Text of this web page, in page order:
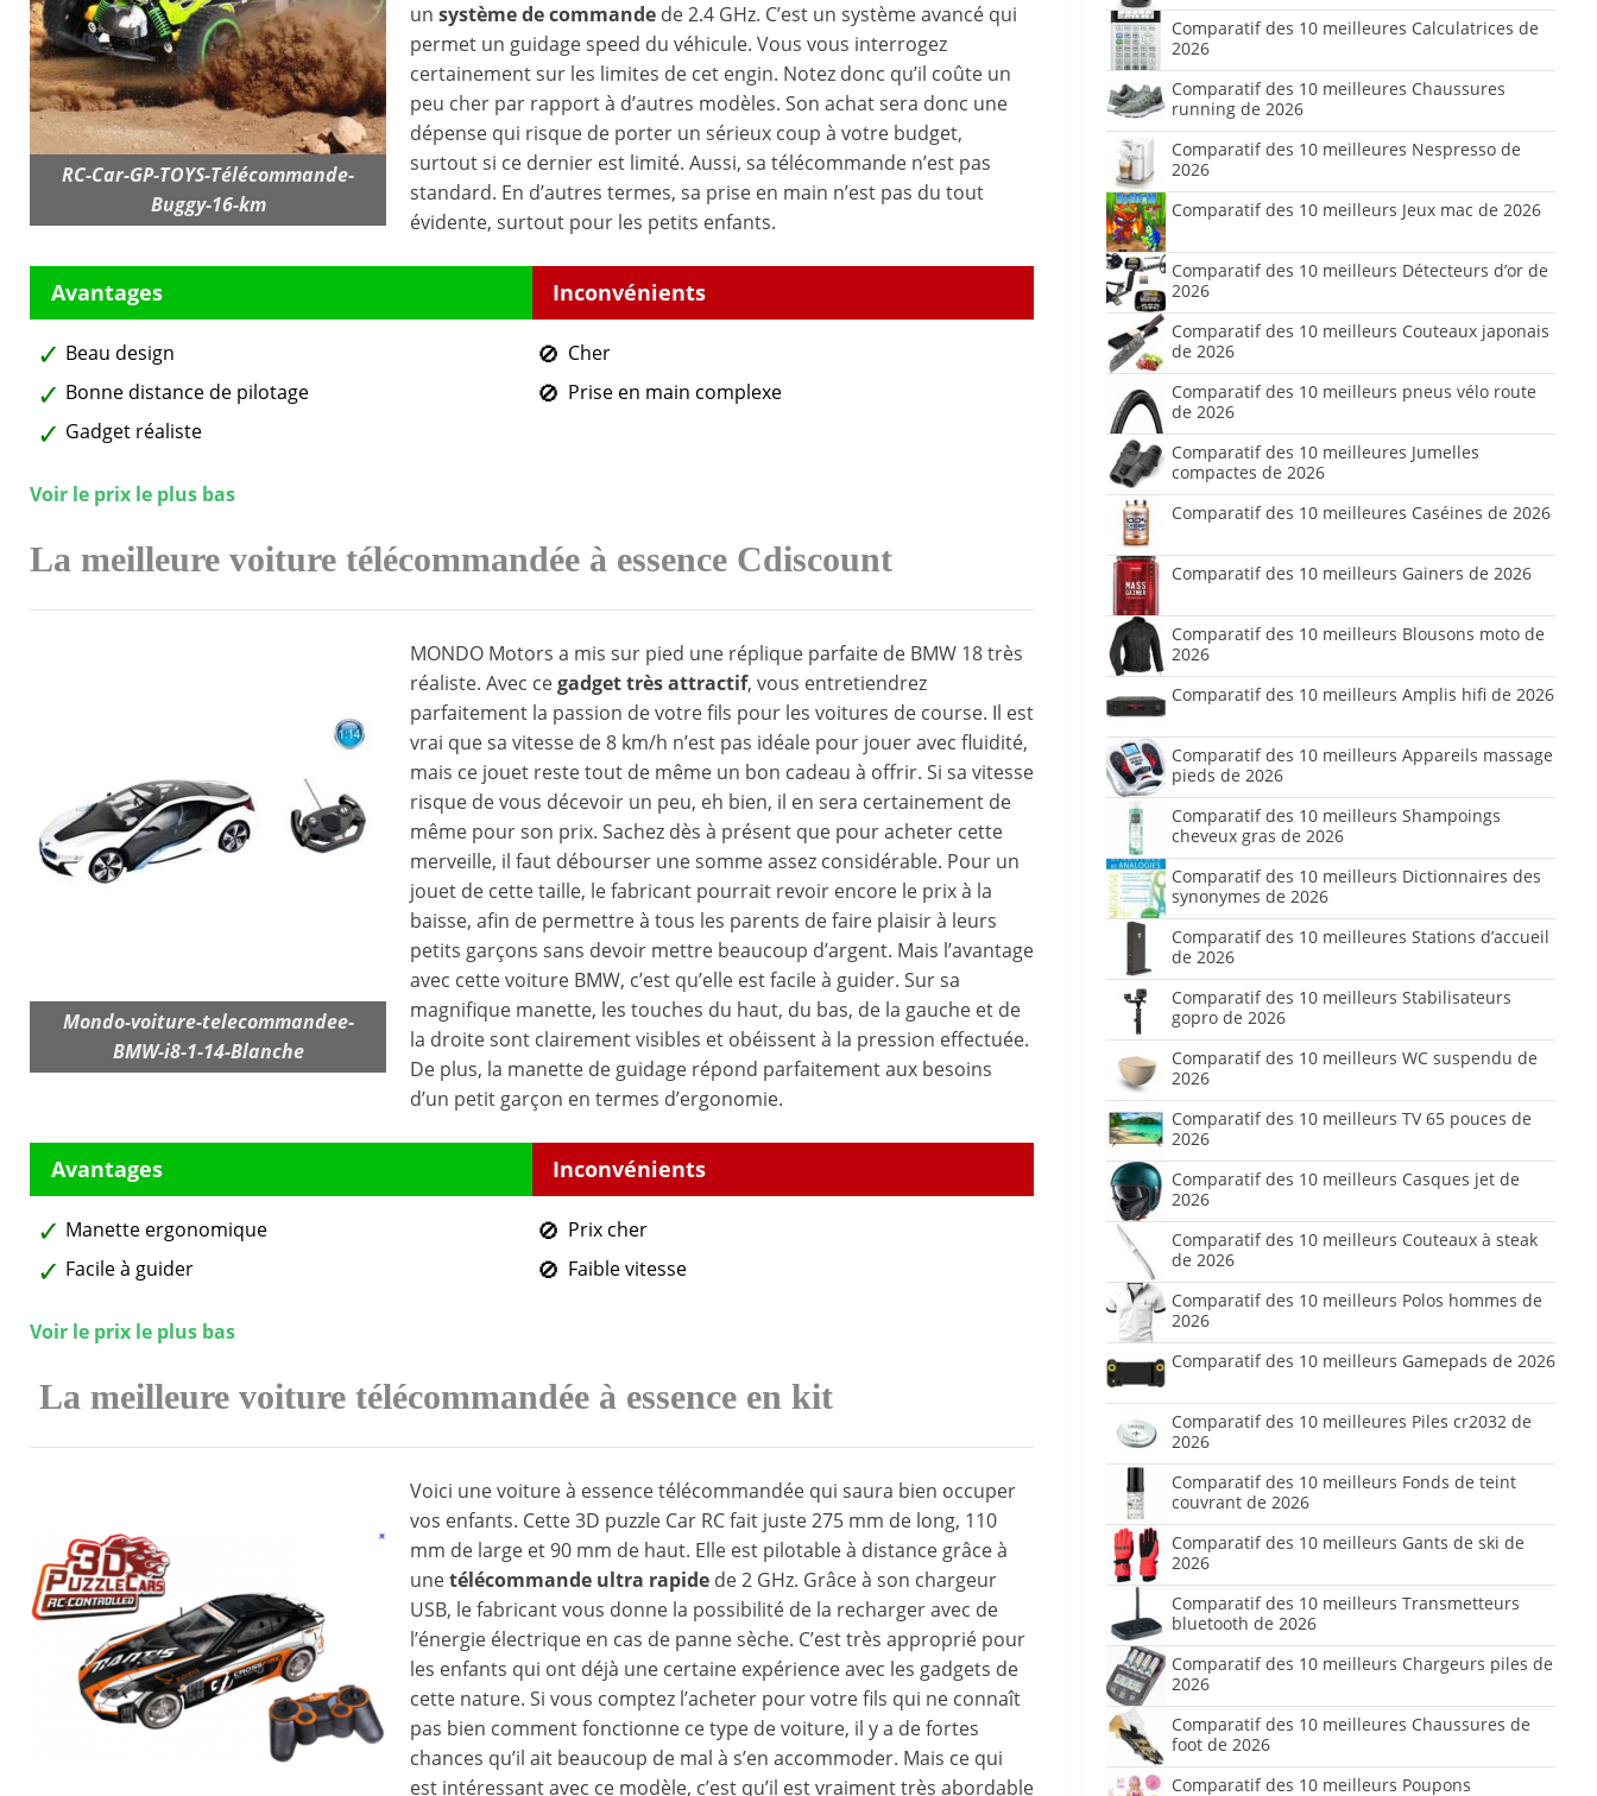
RC-Car-GP-TOYS-Télécommande-
Buggy-16-km
un système de commande de 2.4 GHz. C’est un système avancé qui
permet un guidage speed du véhicule. Vous vous interrogez
certainement sur les limites de cet engin. Notez donc qu’il coûte un
peu cher par rapport à d’autres modèles. Son achat sera donc une
dépense qui risque de porter un sérieux coup à votre budget,
surtout si ce dernier est limité. Aussi, sa télécommande n’est pas
standard. En d’autres termes, sa prise en main n’est pas du tout
évidente, surtout pour les petits enfants.
Beau design
Bonne distance de pilotage
Gadget réaliste
Cher
Prise en main complexe
Voir le prix le plus bas
La meilleure voiture télécommandée à essence Cdiscount
Mondo-voiture-telecommandee-
BMW-i8-1-14-Blanche
MONDO Motors a mis sur pied une réplique parfaite de BMW 18 très
réaliste. Avec cegadget très attractif, vous entretiendrez
parfaitement la passion de votre fils pour les voitures de course. Il est
vrai que sa vitesse de 8 km/h n’est pas idéale pour jouer avec fluidité,
mais ce jouet reste tout de même un bon cadeau à offrir. Si sa vitesse
risque de vous décevoir un peu, eh bien, il en sera certainement de
même pour son prix. Sachez dès à présent que pour acheter cette
merveille, il faut débourser une somme assez considérable. Pour un
jouet de cette taille, le fabricant pourrait revoir encore le prix à la
baisse, afin de permettre à tous les parents de faire plaisir à leurs
petits garçons sans devoir mettre beaucoup d’argent. Mais l’avantage
avec cette voiture BMW, c’est qu’elle est facile à guider. Sur sa
magnifique manette, les touches du haut, du bas, de la gauche et de
la droite sont clairement visibles et obéissent à la pression effectuée.
De plus, la manette de guidage répond parfaitement aux besoins
d’un petit garçon en termes d’ergonomie.
Manette ergonomique
Facile à guider
Prix cher
Faible vitesse
Voir le prix le plus bas
La meilleure voiture télécommandée à essence en kit
Voici une voiture à essence télécommandée qui saura bien occuper
vos enfants. Cette 3D puzzle Car RC fait juste 275 mm de long, 110
mm de large et 90 mm de haut. Elle est pilotable à distance grâce à
unetélécommande ultra rapide de 2 GHz. Grâce à son chargeur
USB, le fabricant vous donne la possibilité de la recharger avec de
l’énergie électrique en cas de panne sèche. C’est très approprié pour
les enfants qui ont déjà une certaine expérience avec les gadgets de
cette nature. Si vous comptez l’acheter pour votre fils qui ne connaît
pas bien comment fonctionne ce type de voiture, il y a de fortes
chances qu’il ait beaucoup de mal à s’en accommoder. Mais ce qui
est intéressant avec ce modèle, c’est qu’il est vraiment très abordable
Comparatif des 10 meilleures Calculatrices de
2026
Comparatif des 10 meilleures Chaussures
running de 2026
Comparatif des 10 meilleures Nespresso de
2026
Comparatif des 10 meilleurs Jeux mac de 2026
Comparatif des 10 meilleurs Détecteurs d’or de
2026
Comparatif des 10 meilleurs Couteaux japonais
de 2026
Comparatif des 10 meilleurs pneus vélo route
de 2026
Comparatif des 10 meilleures Jumelles
compactes de 2026
Comparatif des 10 meilleures Caséines de 2026
Comparatif des 10 meilleurs Gainers de 2026
Comparatif des 10 meilleurs Blousons moto de
2026
Comparatif des 10 meilleurs Amplis hifi de 2026
Comparatif des 10 meilleurs Appareils massage
pieds de 2026
Comparatif des 10 meilleurs Shampoings
cheveux gras de 2026
Comparatif des 10 meilleurs Dictionnaires des
synonymes de 2026
Comparatif des 10 meilleures Stations d’accueil
de 2026
Comparatif des 10 meilleurs Stabilisateurs
gopro de 2026
Comparatif des 10 meilleurs WC suspendu de
2026
Comparatif des 10 meilleurs TV 65 pouces de
2026
Comparatif des 10 meilleurs Casques jet de
2026
Comparatif des 10 meilleurs Couteaux à steak
de 2026
Comparatif des 10 meilleurs Polos hommes de
2026
Comparatif des 10 meilleurs Gamepads de 2026
Comparatif des 10 meilleures Piles cr2032 de
2026
Comparatif des 10 meilleurs Fonds de teint
couvrant de 2026
Comparatif des 10 meilleurs Gants de ski de
2026
Comparatif des 10 meilleurs Transmetteurs
bluetooth de 2026
Comparatif des 10 meilleurs Chargeurs piles de
2026
Comparatif des 10 meilleures Chaussures de
foot de 2026
Comparatif des 10 meilleurs Poupons